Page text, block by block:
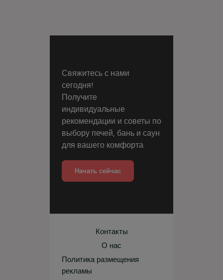
Свяжитесь с нами
сегодня!
Получите
индивидуальные
рекомендации и советы по
выбору печей, бань и саун
для вашего комфорта.
Начать сейчас
Контакты
О нас
Политика размещения
рекламы